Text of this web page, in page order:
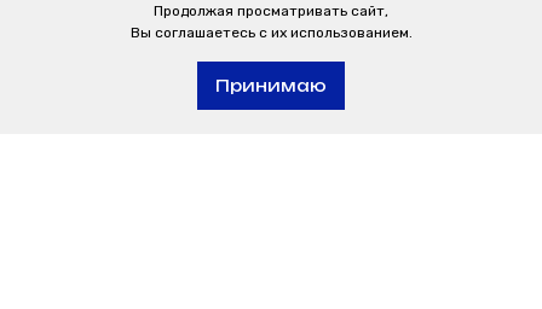
Продолжая просматривать сайт,
Вы соглашаетесь с их использованием.
Принимаю